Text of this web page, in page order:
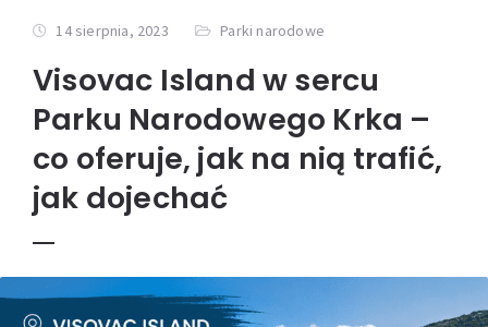
14 sierpnia, 2023 Parki narodowe
Visovac Island w sercu
Parku Narodowego Krka –
co oferuje, jak na nią trafić,
jak dojechać